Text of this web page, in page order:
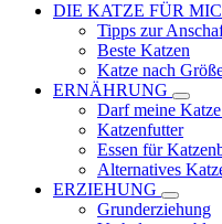
DIE KATZE FÜR
Tipps zur
Beste Katzen
Katze nach
ERNÄHRUNG
Darf meine Katze
Katzenfutter
Essen für
Alternatives
ERZIEHUNG
Grunderziehung